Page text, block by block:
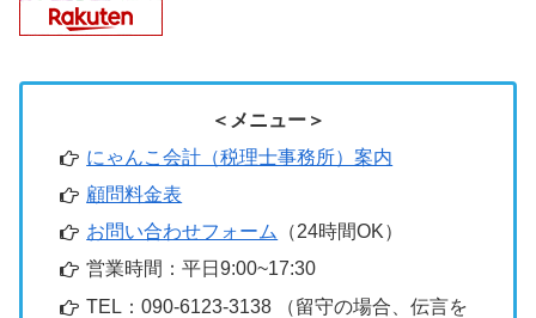
＜メニュー＞
にゃんこ会計（税理士事務所）案内
顧問料金表
お問い合わせフォーム
（24時間OK）
営業時間：平日9:00~17:30
TEL：090-6123-3138 （留守の場合、伝言を